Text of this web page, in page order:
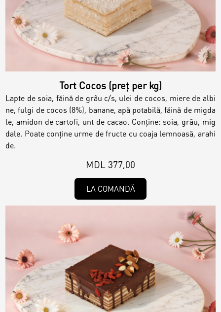
Colaci
Umpluturi
Candy Bar
Macarons personalizat
CakePops personalizat
Cupcake personalizat
Biscuiți personalizați
Prajituri
Ciocolată
Desert
Macarons
Croissants & muffins
Biscuiţi
Plăcinte
Amami - Zero Zahǎr
Torturi
Tort Cocos (preț per kg)
Lapte de soia, făină de grâu c/s, ulei de cocos, miere de albi
ne, fulgi de cocos (8%), banane, apă potabilă, făină de migda
le, amidon de cartofi, unt de cacao. Conține: soia, grâu, mig
dale. Poate conține urme de fructe cu coaja lemnoasă, arahi
de.
MDL 377,00
LA COMANDĂ